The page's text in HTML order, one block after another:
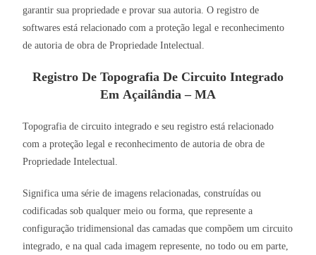
garantir sua propriedade e provar sua autoria. O registro de
softwares está relacionado com a proteção legal e reconhecimento
de autoria de obra de Propriedade Intelectual.
Registro De Topografia De Circuito Integrado
Em Açailândia – MA
Topografia de circuito integrado e seu registro está relacionado
com a proteção legal e reconhecimento de autoria de obra de
Propriedade Intelectual.
Significa uma série de imagens relacionadas, construídas ou
codificadas sob qualquer meio ou forma, que represente a
configuração tridimensional das camadas que compõem um circuito
integrado, e na qual cada imagem represente, no todo ou em parte,